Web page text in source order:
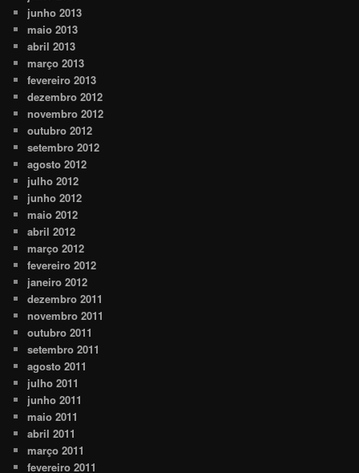
junho 2013
maio 2013
abril 2013
março 2013
fevereiro 2013
dezembro 2012
novembro 2012
outubro 2012
setembro 2012
agosto 2012
julho 2012
junho 2012
maio 2012
abril 2012
março 2012
fevereiro 2012
janeiro 2012
dezembro 2011
novembro 2011
outubro 2011
setembro 2011
agosto 2011
julho 2011
junho 2011
maio 2011
abril 2011
março 2011
fevereiro 2011